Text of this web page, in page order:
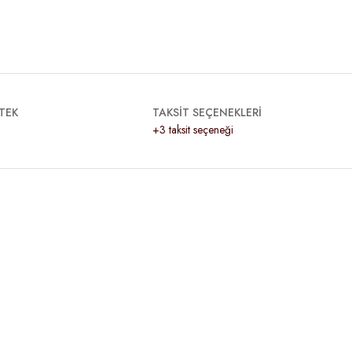
TAKSİT SEÇENEKLERİ
+3 taksit seçeneği